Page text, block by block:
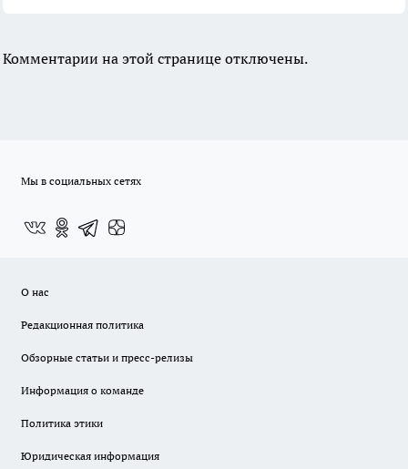
Комментарии на этой странице отключены.
Мы в социальных сетях
О нас
Редакционная политика
Обзорные статьи и пресс-релизы
Информация о команде
Политика этики
Юридическая информация